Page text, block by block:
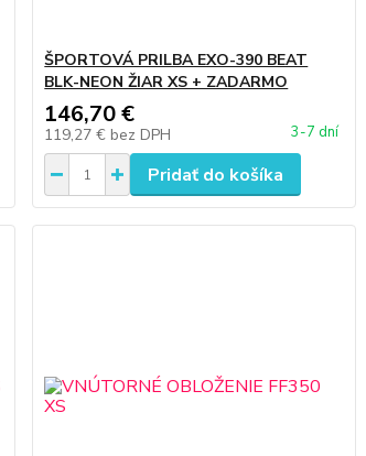
ŠPORTOVÁ PRILBA EXO-390 BEAT
BLK-NEON ŽIAR XS + ZADARMO
146,70 €
119,27 € bez DPH 3-7 dní
Pridať do košíka